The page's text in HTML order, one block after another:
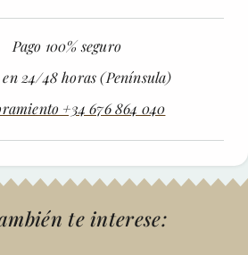
Pago 100% seguro
24/48 horas (Península)
+34 676 864 040
te interese: